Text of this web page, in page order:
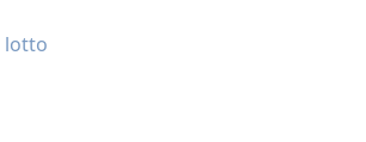
lotto